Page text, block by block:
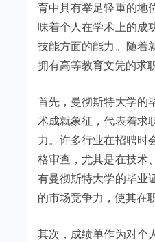
育中具有举足轻重的地
味着个人在学术上的成
技能方面的能力。随着
拥有高等教育文凭的求
首先，曼彻斯特大学的
术成就象征，代表着求
力。许多行业在招聘时
格审查，尤其是在技术
有曼彻斯特大学的毕业
的市场竞争力，使其在
其次，成绩单作为对个